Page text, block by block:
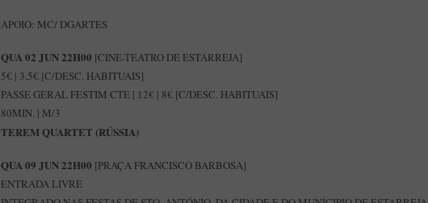
APOIO: MC/ DGARTES
QUA 02 JUN 22H00 [CINE-TEATRO DE ESTARREJA]
5€ | 3,5€ [C/DESC. HABITUAIS]
PASSE GERAL FESTIM CTE | 12€ | 8€ [C/DESC. HABITUAIS]
80MIN. | M/3
TEREM QUARTET (RÚSSIA)
QUA 09 JUN 22H00 [PRAÇA FRANCISCO BARBOSA]
ENTRADA LIVRE